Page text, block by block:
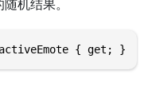
机结果。
{ get; }